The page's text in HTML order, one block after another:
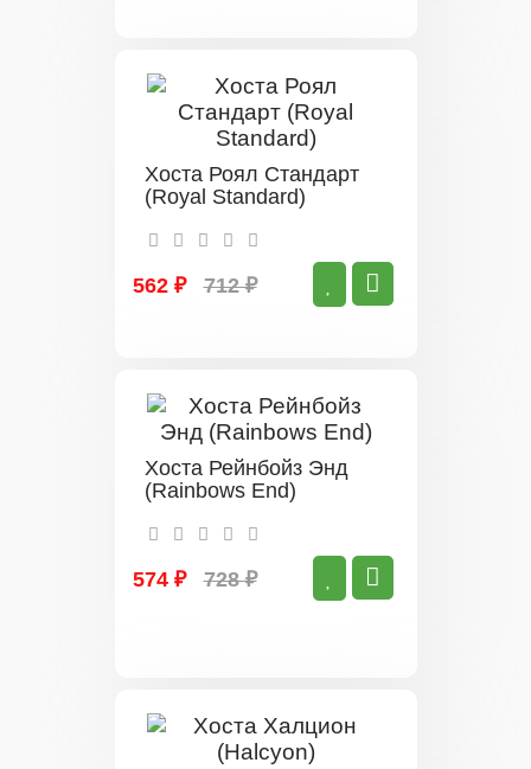
Хоста Роял Стандарт
(Royal Standard)
562 ₽ 712 ₽
Хоста Рейнбойз Энд
(Rainbows End)
574 ₽ 728 ₽